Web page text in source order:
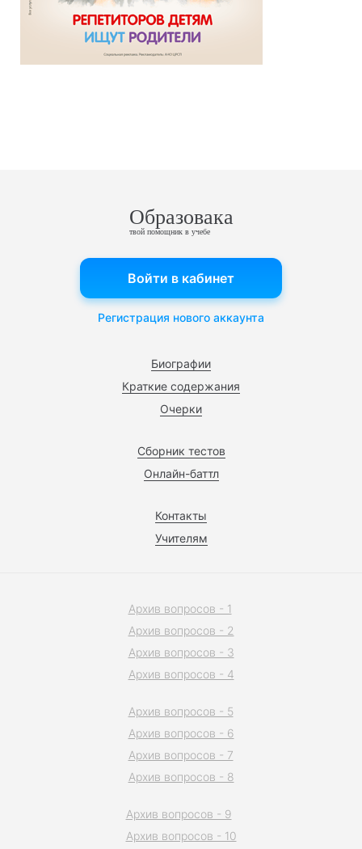
Образовака
твой помощник в учебе
Биографии
Краткие содержания
Очерки
Сборник тестов
Онлайн-баттл
Контакты
Учителям
Войти в кабинет
Регистрация нового аккаунта
Архив вопросов - 1
Архив вопросов - 2
Архив вопросов - 3
Архив вопросов - 4
Архив вопросов - 5
Архив вопросов - 6
Архив вопросов - 7
Архив вопросов - 8
Архив вопросов - 9
Архив вопросов - 10